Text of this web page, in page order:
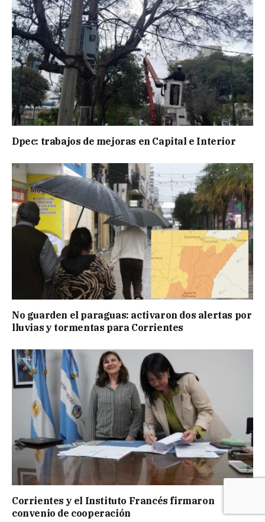
Dpec: trabajos de mejoras en Capital e Interior
No guarden el paraguas: activaron dos alertas por
lluvias y tormentas para Corrientes
Corrientes y el Instituto Francés firmaron
convenio de cooperación